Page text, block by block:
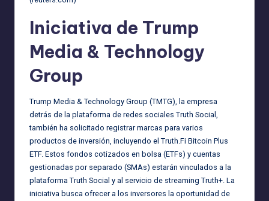
Iniciativa de Trump
Media & Technology
Group
Trump Media & Technology Group (TMTG), la empresa
detrás de la plataforma de redes sociales Truth Social,
también ha solicitado registrar marcas para varios
productos de inversión, incluyendo el Truth.Fi Bitcoin Plus
ETF. Estos fondos cotizados en bolsa (ETFs) y cuentas
gestionadas por separado (SMAs) estarán vinculados a la
plataforma Truth Social y al servicio de streaming Truth+. La
iniciativa busca ofrecer a los inversores la oportunidad de